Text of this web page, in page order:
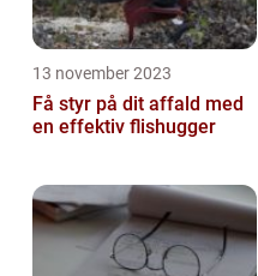
13 november 2023
Få styr på dit affald med
en effektiv flishugger